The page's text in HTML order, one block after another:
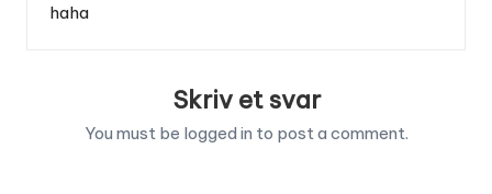
haha
Skriv et svar
You must be logged in to post a comment.